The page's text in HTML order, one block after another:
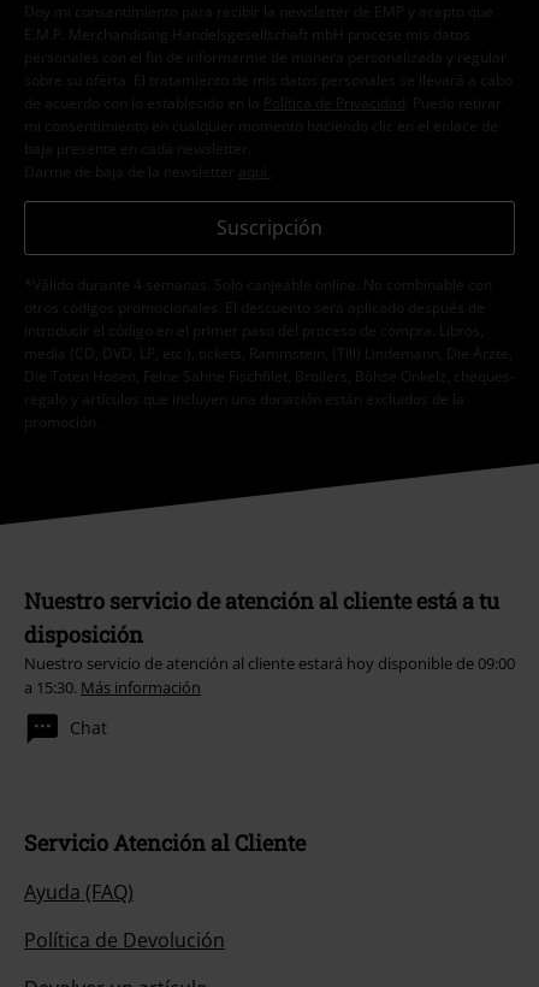
Doy mi consentimiento para recibir la newsletter de EMP y acepto que
E.M.P. Merchandising Handelsgesellschaft mbH procese mis datos
personales con el fin de informarme de manera personalizada y regular
sobre su oferta. El tratamiento de mis datos personales se llevará a cabo
de acuerdo con lo establecido en la
Política de Privacidad . Puedo retirar
mi consentimiento en cualquier momento haciendo clic en el enlace de
baja presente en cada newsletter.
Darme de baja de la newsletter
aquí
Suscripción
*Válido durante 4 semanas. Solo canjeable online. No combinable con
otros códigos promocionales. El descuento será aplicado después de
introducir el código en el primer paso del proceso de compra. Libros,
media (CD, DVD, LP, etc.), tickets, Rammstein, (Till) Lindemann, Die Ärzte,
Die Toten Hosen, Feine Sahne Fischfilet, Broilers, Böhse Onkelz, cheques-
regalo y artículos que incluyen una donación están excluidos de la
promoción.
Nuestro servicio de atención al cliente está a tu
disposición
Nuestro servicio de atención al cliente estará hoy disponible de 09:00
a 15:30. Más información
Chat
Servicio Atención al Cliente
Ayuda (FAQ)
Política de Devolución